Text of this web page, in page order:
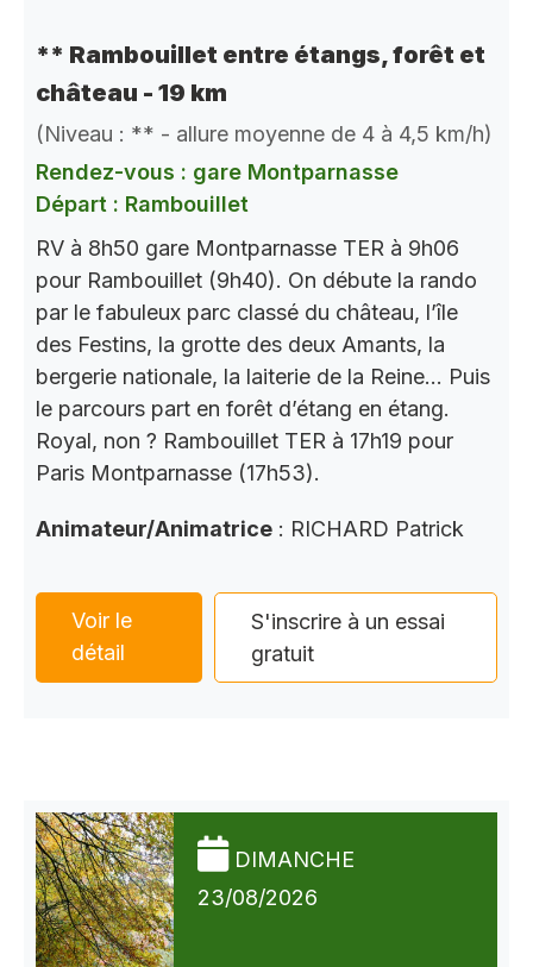
** Rambouillet entre étangs, forêt et
château - 19 km
(Niveau : ** - allure moyenne de 4 à 4,5 km/h)
Rendez-vous : gare Montparnasse
Départ : Rambouillet
RV à 8h50 gare Montparnasse TER à 9h06
pour Rambouillet (9h40). On débute la rando
par le fabuleux parc classé du château, l’île
des Festins, la grotte des deux Amants, la
bergerie nationale, la laiterie de la Reine… Puis
le parcours part en forêt d’étang en étang.
Royal, non ? Rambouillet TER à 17h19 pour
Paris Montparnasse (17h53).
Animateur/Animatrice : RICHARD Patrick
Voir le
détail
S'inscrire à un essai
gratuit
DIMANCHE
23/08/2026